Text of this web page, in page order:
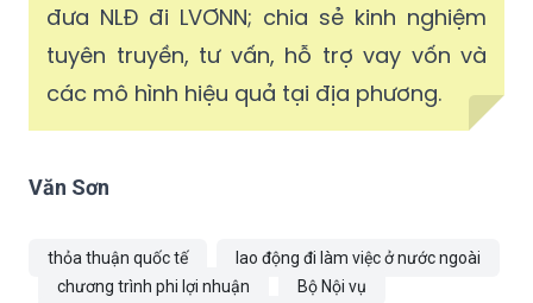
đưa NLĐ đi LVƠNN; chia sẻ kinh nghiệm
tuyên truyền, tư vấn, hỗ trợ vay vốn và
các mô hình hiệu quả tại địa phương.
Văn Sơn
thỏa thuận quốc tế
lao động đi làm việc ở nước ngoài
chương trình phi lợi nhuận
Bộ Nội vụ